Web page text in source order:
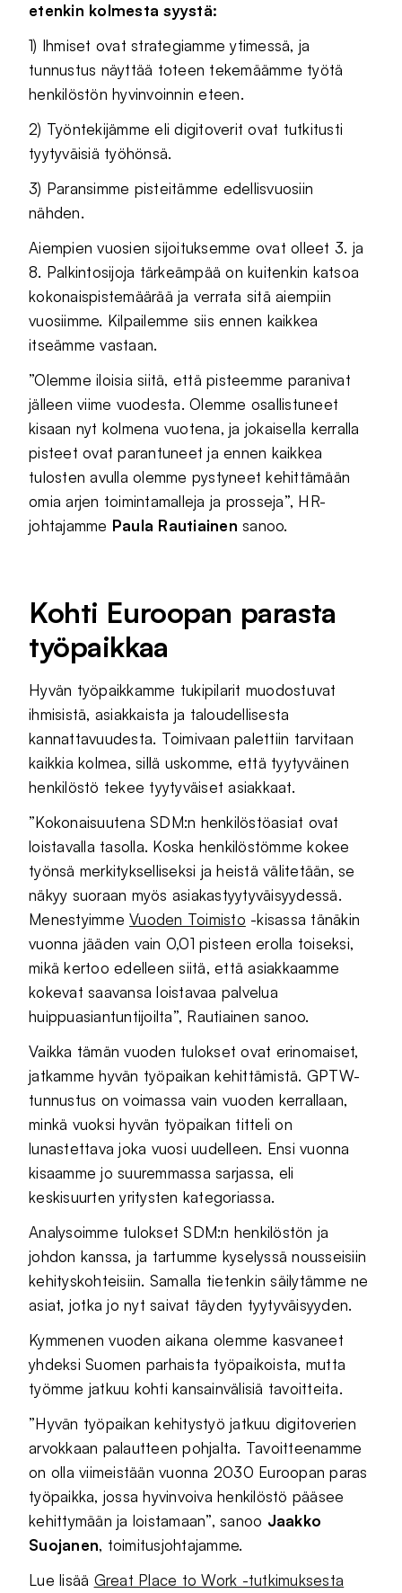
etenkin kolmesta syystä:
1) Ihmiset ovat strategiamme ytimessä, ja
tunnustus näyttää toteen tekemäämme työtä
henkilöstön hyvinvoinnin eteen.
2) Työntekijämme eli digitoverit ovat tutkitusti
tyytyväisiä työhönsä.
3) Paransimme pisteitämme edellisvuosiin
nähden.
Aiempien vuosien sijoituksemme ovat olleet 3. ja
8. Palkintosijoja tärkeämpää on kuitenkin katsoa
kokonaispistemäärää ja verrata sitä aiempiin
vuosiimme. Kilpailemme siis ennen kaikkea
itseämme vastaan.
”Olemme iloisia siitä, että pisteemme paranivat
jälleen viime vuodesta. Olemme osallistuneet
kisaan nyt kolmena vuotena, ja jokaisella kerralla
pisteet ovat parantuneet ja ennen kaikkea
tulosten avulla olemme pystyneet kehittämään
omia arjen toimintamalleja ja prosseja”, HR-
johtajamme Paula Rautiainen sanoo.
Kohti Euroopan parasta
työpaikkaa
Hyvän työpaikkamme tukipilarit muodostuvat
ihmisistä, asiakkaista ja taloudellisesta
kannattavuudesta. Toimivaan palettiin tarvitaan
kaikkia kolmea, sillä uskomme, että tyytyväinen
henkilöstö tekee tyytyväiset asiakkaat.
”Kokonaisuutena SDM:n henkilöstöasiat ovat
loistavalla tasolla. Koska henkilöstömme kokee
työnsä merkitykselliseksi ja heistä välitetään, se
näkyy suoraan myös asiakastyytyväisyydessä.
MenestyimmeVuoden Toimisto -kisassa tänäkin
vuonna jääden vain 0,01 pisteen erolla toiseksi,
mikä kertoo edelleen siitä, että asiakkaamme
kokevat saavansa loistavaa palvelua
huippuasiantuntijoilta”, Rautiainen sanoo.
Vaikka tämän vuoden tulokset ovat erinomaiset,
jatkamme hyvän työpaikan kehittämistä. GPTW-
tunnustus on voimassa vain vuoden kerrallaan,
minkä vuoksi hyvän työpaikan titteli on
lunastettava joka vuosi uudelleen. Ensi vuonna
kisaamme jo suuremmassa sarjassa, eli
keskisuurten yritysten kategoriassa.
Analysoimme tulokset SDM:n henkilöstön ja
johdon kanssa, ja tartumme kyselyssä nousseisiin
kehityskohteisiin. Samalla tietenkin säilytämme ne
asiat, jotka jo nyt saivat täyden tyytyväisyyden.
Kymmenen vuoden aikana olemme kasvaneet
yhdeksi Suomen parhaista työpaikoista, mutta
työmme jatkuu kohti kansainvälisiä tavoitteita.
”Hyvän työpaikan kehitystyö jatkuu digitoverien
arvokkaan palautteen pohjalta. Tavoitteenamme
on olla viimeistään vuonna 2030 Euroopan paras
työpaikka, jossa hyvinvoiva henkilöstö pääsee
kehittymään ja loistamaan”, sanoo Jaakko
Suojanen, toimitusjohtajamme.
Lue lisää Great Place to Work -tutkimuksesta